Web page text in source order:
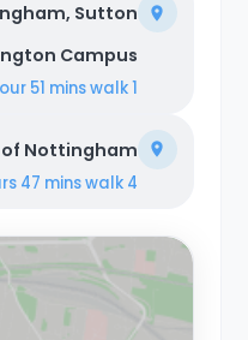
Sutton
Campus
1 hour 51 mins
walk
Nottingham
4 hours 47 mins
walk